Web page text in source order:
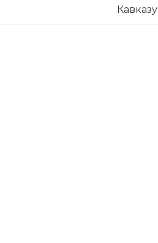
Кавказу